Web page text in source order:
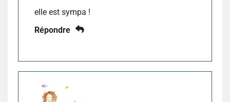
elle est sympa !
Répondre